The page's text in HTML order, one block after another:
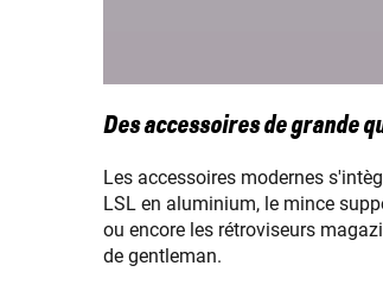
Des accessoires de grande
Les accessoires modernes
LSL en aluminium, le mince
ou encore les rétroviseurs
de gentleman.